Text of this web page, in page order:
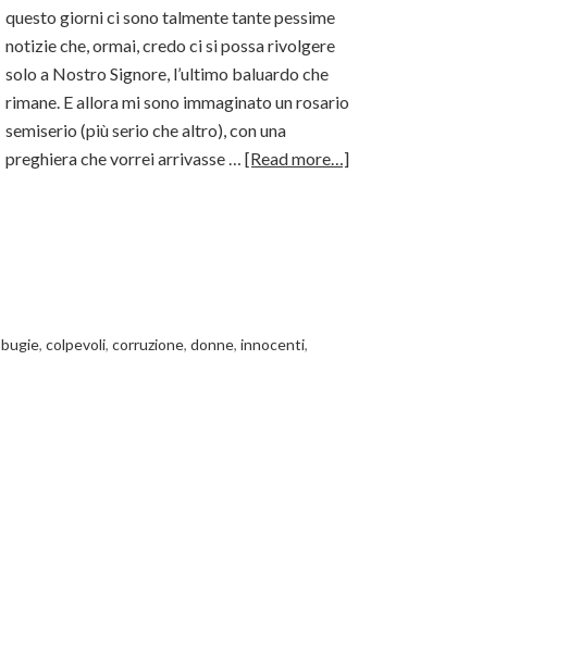
questo giorni ci sono talmente tante pessime
notizie che, ormai, credo ci si possa rivolgere
solo a Nostro Signore, l’ultimo baluardo che
rimane. E allora mi sono immaginato un rosario
semiserio (più serio che altro), con una
preghiera che vorrei arrivasse … [Read more…]
bugie, colpevoli, corruzione, donne, innocenti,